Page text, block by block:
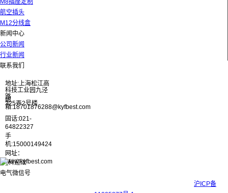
M8插座定制
航空插头
M12分线盒
新闻中心
公司新闻
行业新闻
联系我们
地址:上海松江高
科技工业园九泾
路
325弄2号楼
邮
箱:18701876288@kyfbest.com
固话:021-
64822327
手
机:15000149424
网址：
www.kyfbest.com
沪ICP备